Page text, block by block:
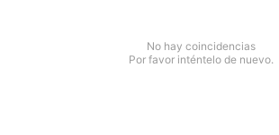
No hay coincidencias
Por favor inténtelo de nuevo.